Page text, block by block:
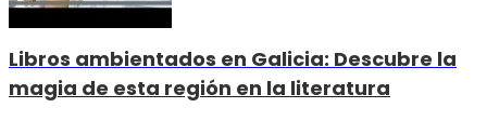
Libros ambientados en Galicia: Descubre la
magia de esta región en la literatura